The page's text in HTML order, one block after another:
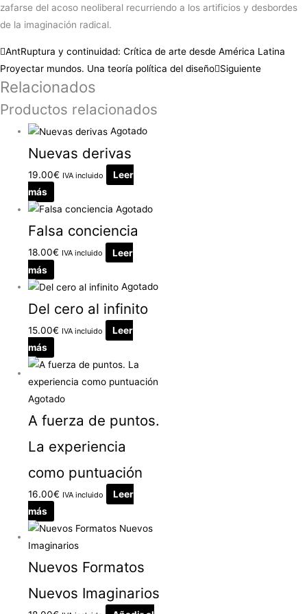
zafarse del acoso neoliberal recurriendo a los artificios y desbordes
de la imaginación radical.
AntRuptura y continuidad: Crítica de arte desde América Latina
Proyectar mundos. Una teoría política del diseño Siguiente
Relacionados
Productos relacionados
Agotado
Nuevas derivas
19.00€ IVA incluido
Leer
más
Agotado
Falsa conciencia
18.00€ IVA incluido
Leer
más
Agotado
Del cero al infinito
15.00€ IVA incluido
Leer
más
Agotado
A fuerza de puntos.
La experiencia
como puntuación
16.00€ IVA incluido
Leer
más
Nuevos Formatos
Nuevos Imaginarios